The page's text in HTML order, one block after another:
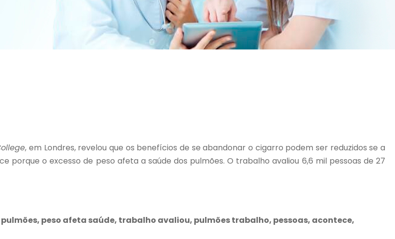
, em Londres, revelou que os benefícios de se abandonar o cigarro podem ser reduzidos se a
porque o excesso de peso afeta a saúde dos pulmões. O trabalho avaliou 6,6 mil pessoas de 27
peso afeta saúde, trabalho avaliou, pulmões trabalho, pessoas, acontece,